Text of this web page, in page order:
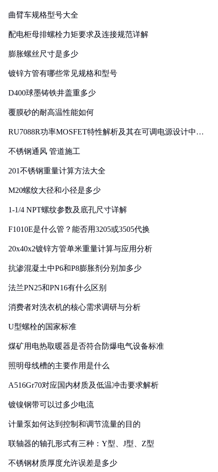
曲臂车规格型号大全
配电柜母排螺栓力矩要求及连接规范详解
膨胀螺丝尺寸是多少
镀锌方管有哪些常见规格和型号
D400球墨铸铁井盖重多少
覆膜砂的耐高温性能如何
RU7088R功率MOSFET特性解析及其在可调电源设计中的
不锈钢通风 管道施工
201不锈钢重量计算方法大全
M20螺纹大径和小径是多少
1-1/4 NPT螺纹参数及底孔尺寸详解
F1010E是什么管？能否用3205或3505代换
20x40x2镀锌方管单米重量计算与应用分析
抗渗混凝土中P6和P8膨胀剂分别加多少
法兰PN25和PN16有什么区别
消费者对洗衣机的核心需求调研与分析
U型螺栓的国家标准
煤矿用电热取暖器是否符合防爆电气设备标准
照明母线槽的主要作用是什么
A516Gr70对应国内材质及低温冲击要求解析
镀镍钢带可以过多少电流
计量泵如何达到控制和调节流量的目的
联轴器的轴孔形式有三种：Y型、J型、Z型
不锈钢材质厚度允许误差是多少